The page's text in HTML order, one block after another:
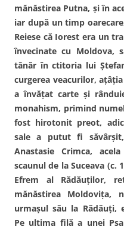
mănăstirea Putna, şi în
iar după un timp
Reiese că Iorest era un
învecinate cu Moldova,
tânăr în ctitoria lui
curgerea veacurilor,
a învăţat carte şi
monahism, primind
fost hirotonit preot,
sale a putut fi
Anastasie Crimca,
scaunul de la Suceava (c.
Efrem al Rădăuţilor,
mănăstirea
urmaşul său la Rădăuţi,
Pe ultima filă a unei